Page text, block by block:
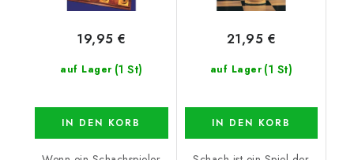
auf Lager (1 St)
19,95 €
IN DEN KORB
auf Lager (1 St)
21,95 €
IN DEN KORB